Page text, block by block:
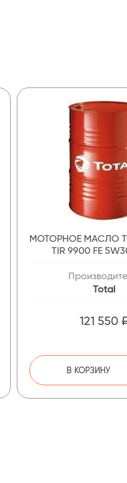
МОТОРНОЕ МАСЛО
TIR 9900 FE
Total
121 550
В КОРЗИНУ